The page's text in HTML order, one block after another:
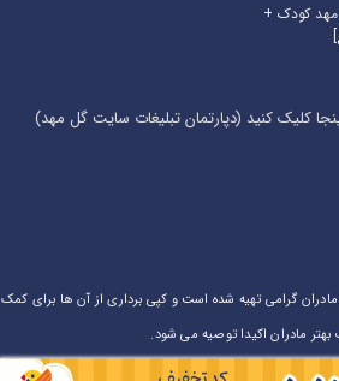
مهد کودک +
کلیک کنید (دپارتمان تبلیغات سایت گل مهد)
گرامی تهیه شده است و کپی برداری از آن ها برای کمک
بهتر مادران اکیدا توصیه می شود.